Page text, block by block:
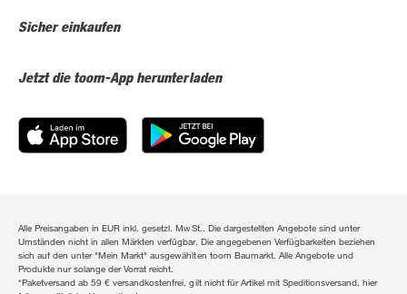
Sicher einkaufen
Jetzt die toom-App herunterladen
Alle Preisangaben in EUR inkl. gesetzl. MwSt.. Die dargestellten Angebote sind unter
Umständen nicht in allen Märkten verfügbar. Die angegebenen Verfügbarkeiten beziehen
sich auf den unter "Mein Markt" ausgewählten toom Baumarkt. Alle Angebote und
Produkte nur solange der Vorrat reicht.
*Paketversand ab 59 € versandkostenfrei, gilt nicht für Artikel mit Speditionsversand, hier